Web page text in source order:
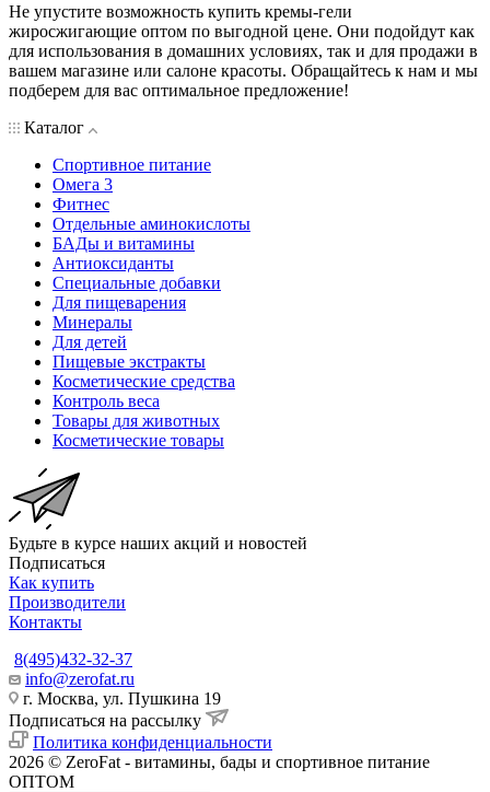
Не упустите возможность купить кремы-гели
жиросжигающие оптом по выгодной цене. Они подойдут как
для использования в домашних условиях, так и для продажи в
вашем магазине или салоне красоты. Обращайтесь к нам и мы
подберем для вас оптимальное предложение!
Каталог
Спортивное питание
Омега 3
Фитнес
Отдельные аминокислоты
БАДы и витамины
Антиоксиданты
Специальные добавки
Для пищеварения
Минералы
Для детей
Пищевые экстракты
Косметические средства
Контроль веса
Товары для животных
Косметические товары
Будьте в курсе наших акций и новостей
Подписаться
Как купить
Производители
Контакты
8(495)432-32-37
info@zerofat.ru
г. Москва, ул. Пушкина 19
Подписаться на рассылку
Политика конфиденциальности
2026 © ZeroFat - витамины, бады и спортивное питание
ОПТОМ